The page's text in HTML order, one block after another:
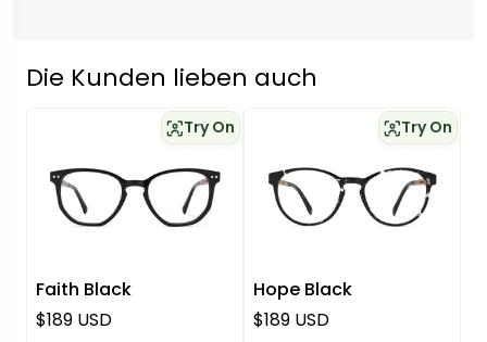
Die Kunden lieben auch
Faith Black
Try On
Regulärer Preis
$189 USD
Hope Black
Try On
Regulärer Preis
$189 USD